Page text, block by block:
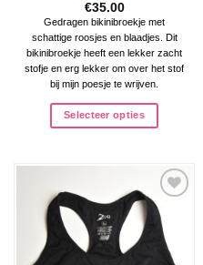
€35.00
Gedragen bikinibroekje met
schattige roosjes en blaadjes. Dit
bikinibroekje heeft een lekker zacht
stofje en erg lekker om over het stof
bij mijn poesje te wrijven.
Selecteer opties
Aan
verlanglijst
toevoegen